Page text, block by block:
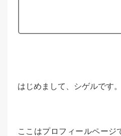
はじめまして、シゲルです。
ここはプロフィールページ